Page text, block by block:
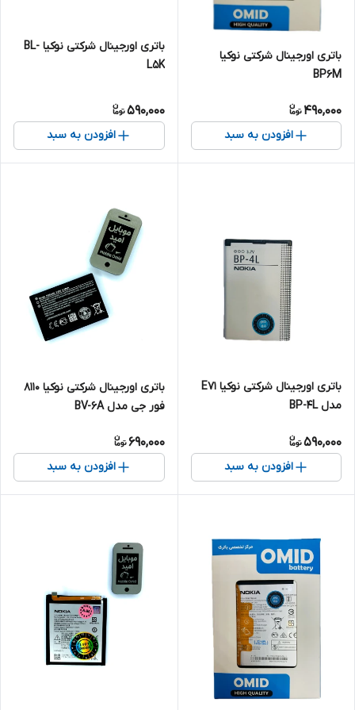
باتری اورجینال شرکتی نوکیا
BP6M
490,000
افزودن به سبد
باتری اورجینال شرکتی نوکیا BL-
L5K
590,000
افزودن به سبد
باتری اورجینال شرکتی نوکیا E71
مدل BP-4L
590,000
افزودن به سبد
باتری اورجینال شرکتی نوکیا ۸۱۱۰
فور جی مدل BV-6A
690,000
افزودن به سبد